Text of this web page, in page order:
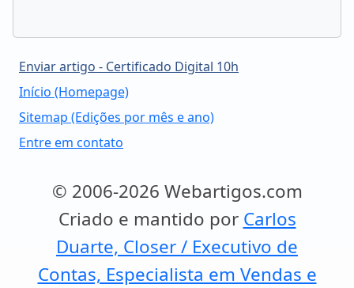
Enviar artigo - Certificado Digital 10h
Início (Homepage)
Sitemap (Edições por mês e ano)
Entre em contato
© 2006-2026 Webartigos.com
Criado e mantido por Carlos
Duarte, Closer / Executivo de
Contas, Especialista em Vendas e